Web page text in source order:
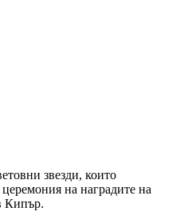
звезди, които
на наградите на
Кипър.